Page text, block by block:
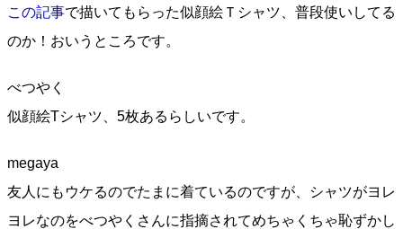
この記事で描いてもらった似顔絵Ｔシャツ、普段使いしてる
のか！おいうところです。
べつやく
似顔絵Tシャツ、5枚あるらしいです。
megaya
友人にもウケるのでたまに着ているのですが、シャツがヨレ
ヨレなのをべつやくさんに指摘されてめちゃくちゃ恥ずかし